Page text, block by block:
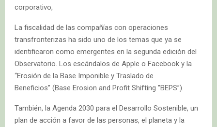
corporativo,
La fiscalidad de las compañías con operaciones
transfronterizas ha sido uno de los temas que ya se
identificaron como emergentes en la segunda edición del
Observatorio. Los escándalos de Apple o Facebook y la
“Erosión de la Base Imponible y Traslado de
Beneficios” (Base Erosion and Profit Shifting ”BEPS”).
También, la Agenda 2030 para el Desarrollo Sostenible, un
plan de acción a favor de las personas, el planeta y la